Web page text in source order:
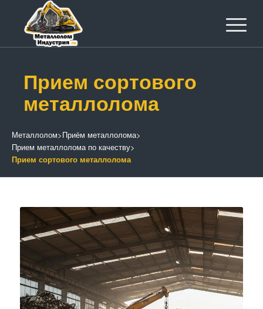
Прием сортового
металлолома
Металлолом>Приём металлолома>
Прием металлолома по качеству>
Прием сортового металлолома